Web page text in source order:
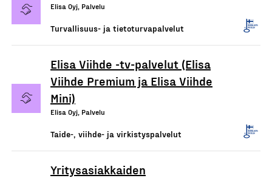
Elisa Oyj, Palvelu
Turvallisuus- ja tietoturvapalvelut
Elisa Viihde -tv-palvelut (Elisa
Viihde Premium ja Elisa Viihde
Mini)
Elisa Oyj, Palvelu
Taide-, viihde- ja virkistyspalvelut
Yritysasiakkaiden